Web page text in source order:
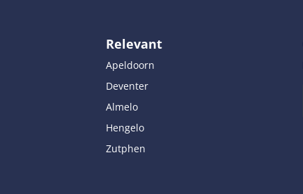
Relevant
Apeldoorn
Deventer
Almelo
Hengelo
Zutphen